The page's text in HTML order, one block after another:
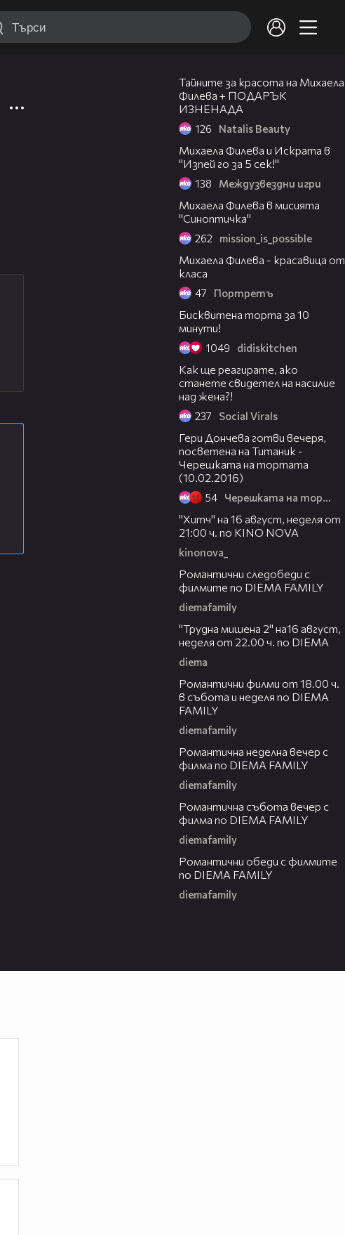
Тайните за красота на Михаела
Филева + ПОДАРЪК
ИЗНЕНАДА
126 Natalis Beauty
Михаела Филева и Искрата в
"Изпей го за 5 сек!"
138 Междузвездни игри
Михаела Филева в мисията
"Синоптичка"
262 mission_is_possible
Михаела Филева - красавица от
класа
47 Портретъ
Бисквитена торта за 10
минути!
1049 didiskitchen
Как ще реагирате, ако
станете свидетел на насилие
над жена?!
237 Social Virals
Гери Дончева готви вечеря,
посветена на Титаник -
Черешката на тортата
(10.02.2016)
54 Черешката на тортата
"Хитч" на 16 август, неделя от
21:00 ч. по KINO NOVA
kinonova_
Романтични следобеди с
филмите по DIEMA FAMILY
diemafamily
"Трудна мишена 2" на16 август,
неделя от 22.00 ч. по DIEMA
diema
Романтични филми от 18.00 ч.
в събота и неделя по DIEMA
FAMILY
diemafamily
Романтичнa неделна вечер с
филма по DIEMA FAMILY
diemafamily
Романтичнa събота вечер с
филма по DIEMA FAMILY
diemafamily
Романтични обеди с филмите
по DIEMA FAMILY
diemafamily